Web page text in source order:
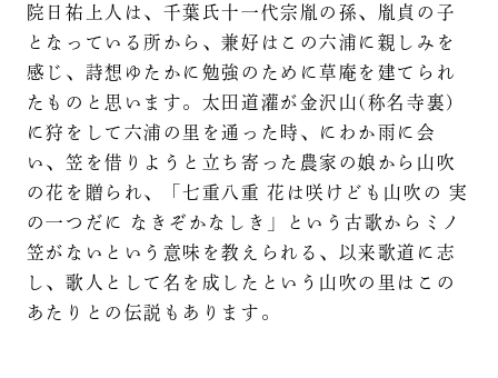
院日祐上人は、千葉氏十一代宗胤の孫、胤貞の子
となっている所から、兼好はこの六浦に親しみを
感じ、詩想ゆたかに勉強のために草庵を建てられ
たものと思います。太田道灌が金沢山(称名寺裏)
に狩をして六浦の里を通った時、にわか雨に会
い、笠を借りようと立ち寄った農家の娘から山吹
の花を贈られ、「七重八重 花は咲けども山吹の 実
の一つだに なきぞかなしき」という古歌からミノ
笠がないという意味を教えられる、以来歌道に志
し、歌人として名を成したという山吹の里はこの
あたりとの伝説もあります。